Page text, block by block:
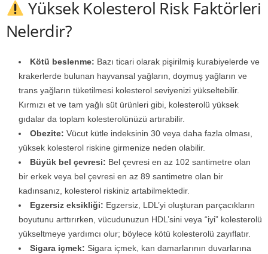
Yüksek Kolesterol Risk Faktörleri
Nelerdir?
Kötü beslenme: Bazı ticari olarak pişirilmiş kurabiyelerde ve
krakerlerde bulunan hayvansal yağların, doymuş yağların ve
trans yağların tüketilmesi kolesterol seviyenizi yükseltebilir.
Kırmızı et ve tam yağlı süt ürünleri gibi, kolesterolü yüksek
gıdalar da toplam kolesterolünüzü artırabilir.
Obezite: Vücut kütle indeksinin 30 veya daha fazla olması,
yüksek kolesterol riskine girmenize neden olabilir.
Büyük bel çevresi: Bel çevresi en az 102 santimetre olan
bir erkek veya bel çevresi en az 89 santimetre olan bir
kadınsanız, kolesterol riskiniz artabilmektedir.
Egzersiz eksikliği: Egzersiz, LDL’yi oluşturan parçacıkların
boyutunu arttırırken, vücudunuzun HDL’sini veya “iyi” kolesterolü
yükseltmeye yardımcı olur; böylece kötü kolesterolü zayıflatır.
Sigara içmek: Sigara içmek, kan damarlarının duvarlarına